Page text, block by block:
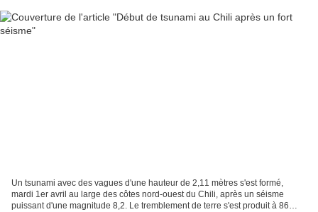
Un tsunami avec des vagues d'une hauteur de 2,11 mètres s'est formé,
mardi 1er avril au large des côtes nord-ouest du Chili, après un séisme
puissant d'une magnitude 8,2. Le tremblement de terre s'est produit à 86